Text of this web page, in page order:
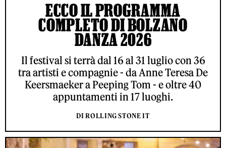
ECCO IL PROGRAMMA
COMPLETO DI BOLZANO
DANZA 2026
Il festival si terrà dal 16 al 31 luglio con 36
tra artisti e compagnie - da Anne Teresa De
Keersmaeker a Peeping Tom - e oltre 40
appuntamenti in 17 luoghi.
DI ROLLING STONE IT